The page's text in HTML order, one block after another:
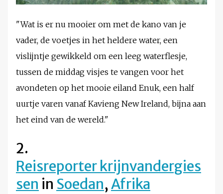
"Wat is er nu mooier om met de kano van je
vader, de voetjes in het heldere water, een
vislijntje gewikkeld om een leeg waterflesje,
tussen de middag visjes te vangen voor het
avondeten op het mooie eiland Enuk, een half
uurtje varen vanaf Kavieng New Ireland, bijna aan
het eind van de wereld."
2.
Reisreporter krijnvandergies
sen in Soedan,Afrika